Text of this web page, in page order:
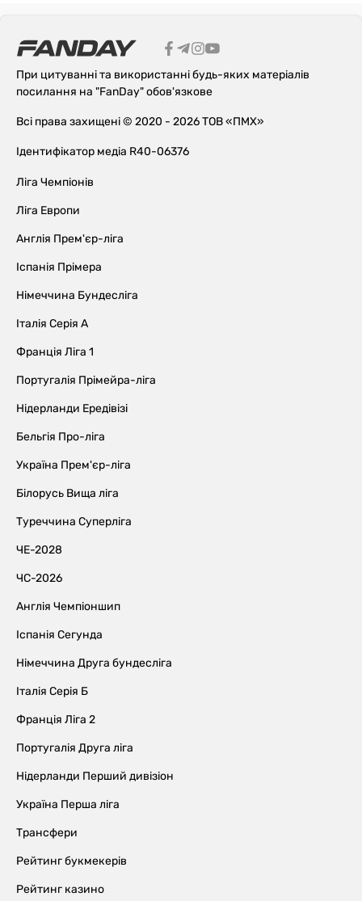
При цитуванні та використанні будь-яких матеріалів
посилання на "FanDay" обов'язкове
Всі права захищені © 2020 - 2026 ТОВ «ПМХ»
Ідентифікатор медіа R40-06376
Ліга Чемпіонів
Ліга Европи
Англія Прем'єр-ліга
Іспанія Прімера
Німеччина Бундесліга
Італія Серія А
Франція Ліга 1
Португалія Прімейра-ліга
Нідерланди Ередівізі
Бельгія Про-ліга
Україна Прем'єр-ліга
Білорусь Вища ліга
Туреччина Суперліга
ЧЕ-2028
ЧС-2026
Англія Чемпіоншип
Іспанія Сегунда
Німеччина Друга бундесліга
Італія Серія Б
Франція Ліга 2
Португалія Друга ліга
Нідерланди Перший дивізіон
Україна Перша ліга
Трансфери
Рейтинг букмекерів
Рейтинг казино